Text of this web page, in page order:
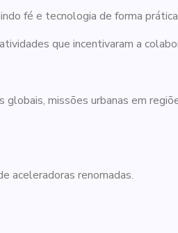
fé e tecnologia de forma
que incentivaram a
missões urbanas em
aceleradoras renomadas.